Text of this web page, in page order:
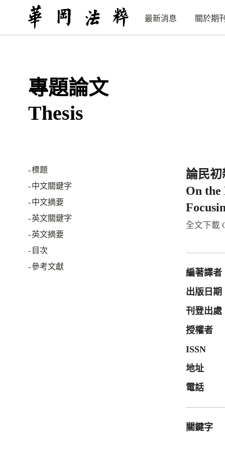
最新消息 關於期
專題論文
Thesis
標題
中文關鍵字
中文摘要
英文關鍵字
英文摘要
目次
參考文獻
論民
On
全文下載
編著譯者
出版日期
刊登出處
授權者
ISSN
地址
電話
關鍵字